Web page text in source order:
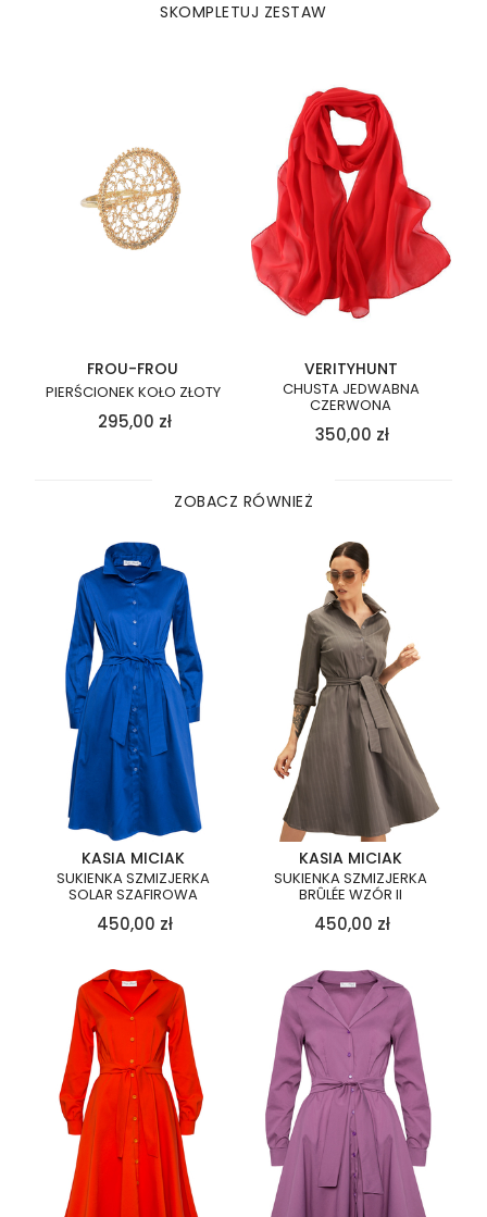
SKOMPLETUJ ZESTAW
FROU-FROU
PIERŚCIONEK KOŁO ZŁOTY
295,00 zł
VERITYHUNT
CHUSTA JEDWABNA
CZERWONA
350,00 zł
ZOBACZ RÓWNIEŻ
KASIA MICIAK
SUKIENKA SZMIZJERKA
SOLAR SZAFIROWA
450,00 zł
KASIA MICIAK
SUKIENKA SZMIZJERKA
BRÛLÉE WZÓR II
450,00 zł